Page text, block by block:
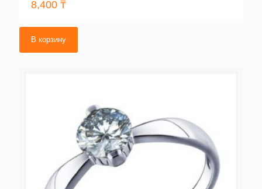
8,400 ₸
В корзину